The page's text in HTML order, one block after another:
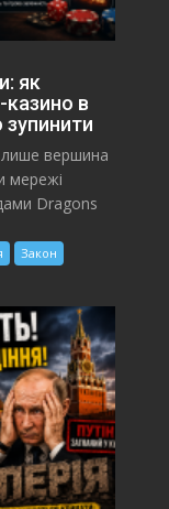
як
в
зупинити
вершина
мережі
Dragons
Закон